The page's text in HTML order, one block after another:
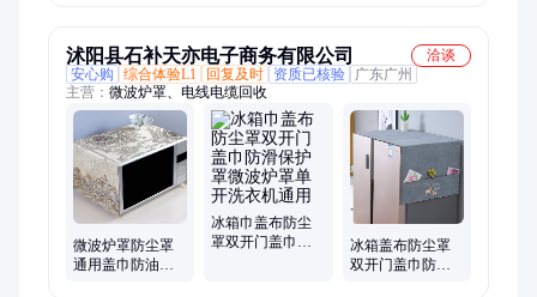
沭阳县石补天亦电子商务有限公司
洽谈
安心购
综合体验L1 回复及时 资质已核验
广东广州
主营： 微波炉罩、电线电缆回收
微波炉罩防尘罩
通用盖巾防油布
冰箱巾盖布防尘
罩双开门盖巾防
冰箱盖布防尘罩
双开门盖巾防滑